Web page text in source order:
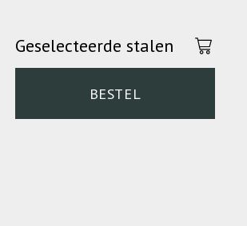
Geselecteerde stalen
BESTEL